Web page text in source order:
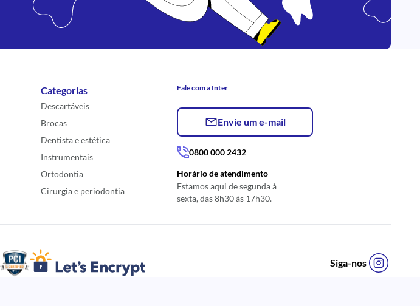
Categorias
Descartáveis
Brocas
Dentista e estética
Instrumentais
Ortodontia
Cirurgia e periodontia
Fale com a Inter
Envie um e-mail
0800 000 2432
Horário de atendimento
Estamos aqui de segunda à
sexta, das 8h30 às 17h30.
Siga-nos